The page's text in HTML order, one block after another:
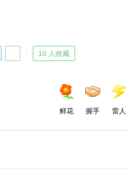
10 人收藏
鲜花 握手 雷人